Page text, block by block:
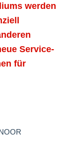
werden
Service-
für